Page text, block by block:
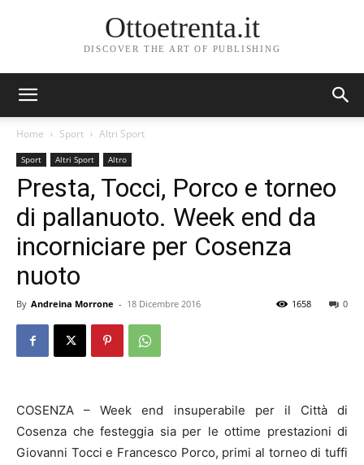
Ottoetrenta.it
DISCOVER THE ART OF PUBLISHING
Home Sport Altri Sport
Sport Altri Sport Altro
Presta, Tocci, Porco e torneo
di pallanuoto. Week end da
incorniciare per Cosenza
nuoto
By Andreina Morrone - 18 Dicembre 2016 0
1658
COSENZA – Week end insuperabile per il Città di
Cosenza che festeggia sia per le ottime prestazioni di
Giovanni Tocci e Francesco Porco, primi al torneo di tuffi